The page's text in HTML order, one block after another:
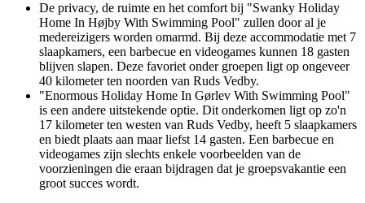
De privacy, de ruimte en het comfort bij "Swanky Holiday
Home In Højby With Swimming Pool" zullen door al je
medereizigers worden omarmd. Bij deze accommodatie met 7
slaapkamers, een barbecue en videogames kunnen 18 gasten
blijven slapen. Deze favoriet onder groepen ligt op ongeveer
40 kilometer ten noorden van Ruds Vedby.
"Enormous Holiday Home In Gørlev With Swimming Pool"
is een andere uitstekende optie. Dit onderkomen ligt op zo'n
17 kilometer ten westen van Ruds Vedby, heeft 5 slaapkamers
en biedt plaats aan maar liefst 14 gasten. Een barbecue en
videogames zijn slechts enkele voorbeelden van de
voorzieningen die eraan bijdragen dat je groepsvakantie een
groot succes wordt.